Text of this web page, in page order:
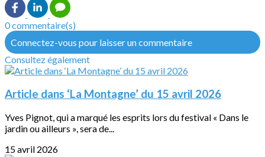
0 commentaire(s)
Connectez-vous pour laisser un commentaire
Consultez également
Article dans ‘La Montagne’ du 15 avril 2026
Yves Pignot, qui a marqué les esprits lors du festival « Dans le
jardin ou ailleurs », sera de...
15 avril 2026